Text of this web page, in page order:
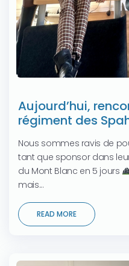
Aujourd’hui,
régiment des
Nous sommes ravis de
tant que sponsor dans
du Mont Blanc en 5 jours
mais...
READ MORE